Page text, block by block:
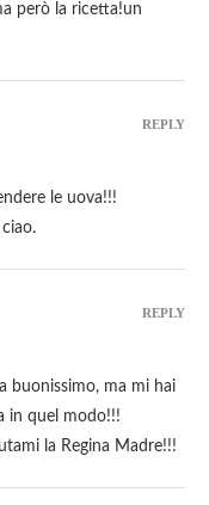
però la ricetta!un
le uova!!!
REPLY
buonissimo, ma mi hai
in quel modo!!!
la Regina Madre!!!
REPLY